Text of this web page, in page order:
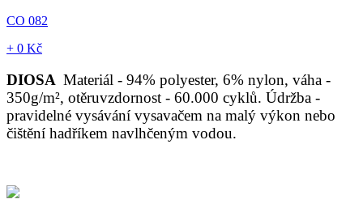
CO 082
+ 0 Kč
DIOSA Materiál - 94% polyester, 6% nylon, váha -
350g/m², otěruvzdornost - 60.000 cyklů. Údržba -
pravidelné vysávání vysavačem na malý výkon nebo
čištění hadříkem navlhčeným vodou.